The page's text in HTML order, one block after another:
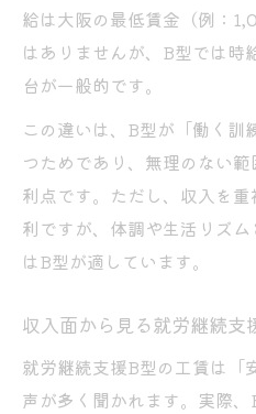
給は大阪の最低賃金（例：
はありませんが、B型では
台が一般的です。
この違いは、B型が「働く訓
つためであり、無理のない
利点です。ただし、収入を
利ですが、体調や生活リズ
はB型が適しています。
収入面から見る就労継続支
就労継続支援B型の工賃は「
声が多く聞かれます。実際